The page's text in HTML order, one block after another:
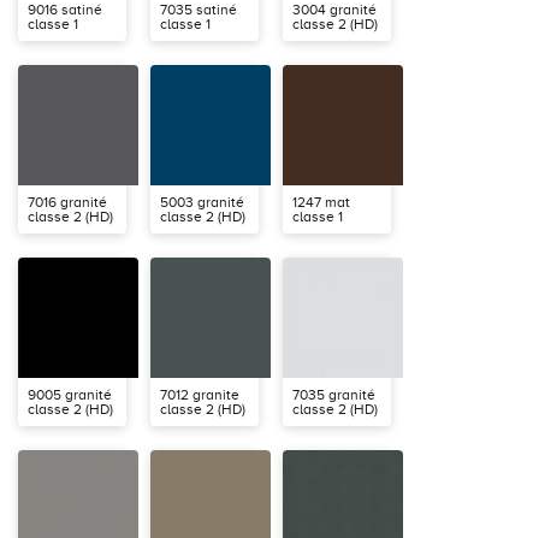
9016 satiné
classe 1
7035 satiné
classe 1
3004 granité
classe 2 (HD)
7016 granité
classe 2 (HD)
5003 granité
classe 2 (HD)
1247 mat
classe 1
9005 granité
classe 2 (HD)
7012 granite
classe 2 (HD)
7035 granité
classe 2 (HD)